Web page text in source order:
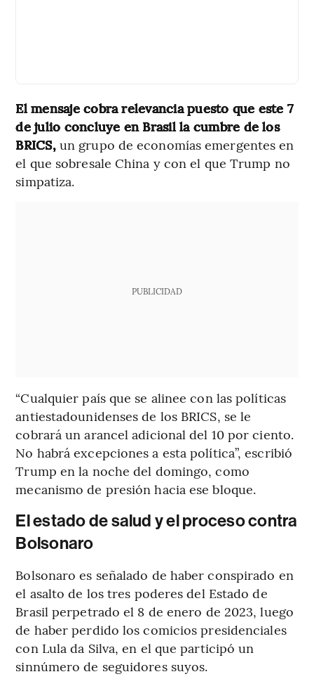
El mensaje cobra relevancia puesto que este 7
de julio concluye en Brasil la cumbre de los
BRICS,un grupo de economías emergentes en
el que sobresale China y con el que Trump no
simpatiza.
PUBLICIDAD
“Cualquier país que se alinee con las políticas
antiestadounidenses de los BRICS, se le
cobrará un arancel adicional del 10 por ciento.
No habrá excepciones a esta política”, escribió
Trump en la noche del domingo, como
mecanismo de presión hacia ese bloque.
El estado de salud y el proceso contra
Bolsonaro
Bolsonaro es señalado de haber conspirado en
el asalto de los tres poderes del Estado de
Brasil perpetrado el 8 de enero de 2023, luego
de haber perdido los comicios presidenciales
con Lula da Silva, en el que participó un
sinnúmero de seguidores suyos.